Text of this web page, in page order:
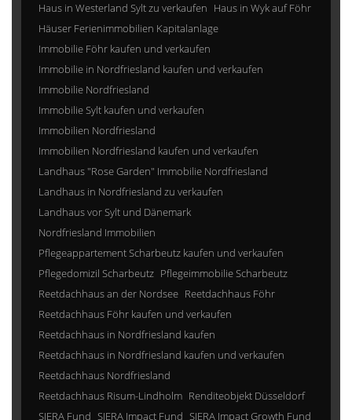
Haus in Westerland Sylt zu verkaufen Haus in Wyk auf Föhr
Häuser Ferienimmobilien Kapitalanlage
Immobilie Föhr kaufen und verkaufen
Immobilie in Nordfriesland kaufen und verkaufen
Immobilie Nordfriesland
Immobilie Sylt kaufen und verkaufen
Immobilien Nordfriesland
Immobilien Nordfriesland kaufen und verkaufen
Landhaus "Rose Garden" Immobilie Nordfriesland
Landhaus in Nordfriesland zu verkaufen
Landhaus vor Sylt und Dänemark
Nordfriesland Immobilien
Pflegeappartement Scharbeutz kaufen und verkaufen
Pflegedomizil Scharbeutz Pflegeimmobilie Scharbeutz
Reetdachhaus an der Nordsee Reetdachhaus Föhr
Reetdachhaus Föhr kaufen und verkaufen
Reetdachhaus in Nordfriesland kaufen
Reetdachhaus in Nordfriesland kaufen und verkaufen
Reetdachhaus Nordfriesland
Reetdachhaus Risum-Lindholm Renditeobjekt Düsseldorf
SIERA Fund SIERA Impact Fund SIERA Impact Growth Fund